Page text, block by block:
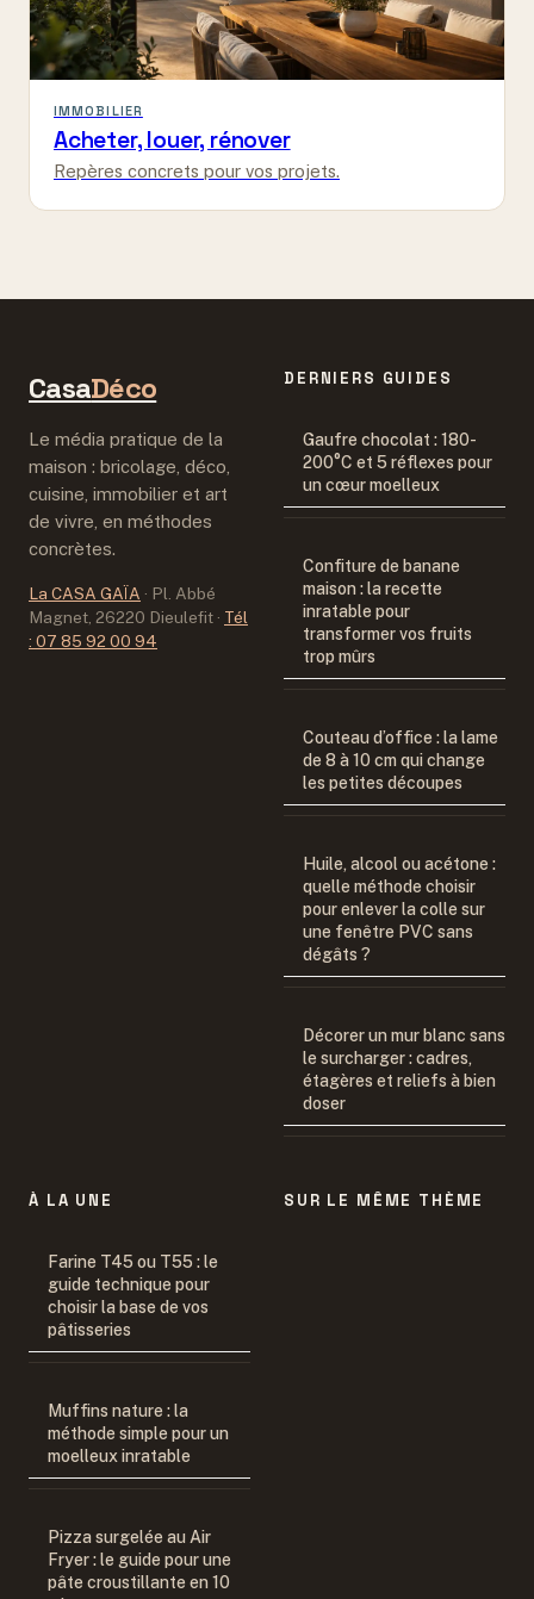
IMMOBILIER
Acheter, louer, rénover
Repères concrets pour vos projets.
CasaDéco
Le média pratique de la
maison : bricolage, déco,
cuisine, immobilier et art
de vivre, en méthodes
concrètes.
La CASA GAÏA · Pl. Abbé
Magnet, 26220 Dieulefit · Tél
: 07 85 92 00 94
DERNIERS GUIDES
Gaufre chocolat : 180-
200°C et 5 réflexes pour
un cœur moelleux
Confiture de banane
maison : la recette
inratable pour
transformer vos fruits
trop mûrs
Couteau d’office : la lame
de 8 à 10 cm qui change
les petites découpes
Huile, alcool ou acétone :
quelle méthode choisir
pour enlever la colle sur
une fenêtre PVC sans
dégâts ?
Décorer un mur blanc sans
le surcharger : cadres,
étagères et reliefs à bien
doser
À LA UNE
Farine T45 ou T55 : le
guide technique pour
choisir la base de vos
pâtisseries
Muffins nature : la
méthode simple pour un
moelleux inratable
Pizza surgelée au Air
Fryer : le guide pour une
pâte croustillante en 10
SUR LE MÊME THÈME